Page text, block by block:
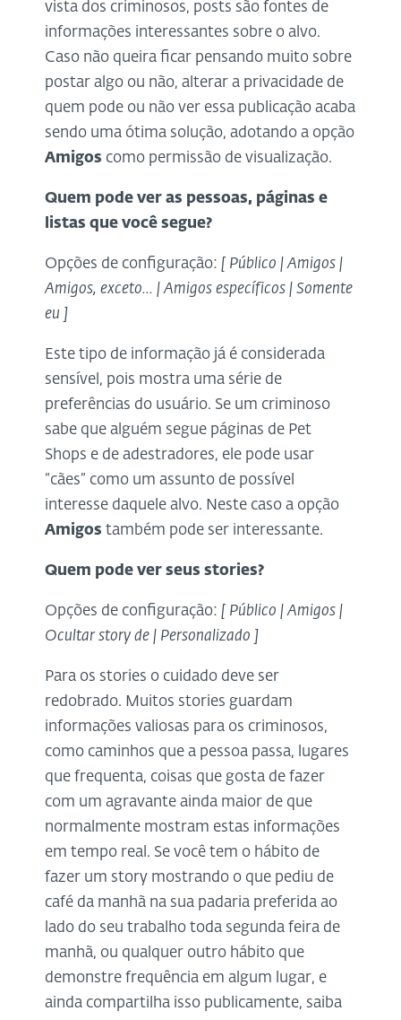
vista dos criminosos, posts são fontes de
informações interessantes sobre o alvo.
Caso não queira ficar pensando muito sobre
postar algo ou não, alterar a privacidade de
quem pode ou não ver essa publicação acaba
sendo uma ótima solução, adotando a opção
Amigos como permissão de visualização.
Quem pode ver as pessoas, páginas e
listas que você segue?
Opções de configuração: [ Público | Amigos |
Amigos, exceto... | Amigos específicos | Somente
eu ]
Este tipo de informação já é considerada
sensível, pois mostra uma série de
preferências do usuário. Se um criminoso
sabe que alguém segue páginas de Pet
Shops e de adestradores, ele pode usar
“cães” como um assunto de possível
interesse daquele alvo. Neste caso a opção
Amigos também pode ser interessante.
Quem pode ver seus stories?
Opções de configuração: [ Público | Amigos |
Ocultar story de | Personalizado ]
Para os stories o cuidado deve ser
redobrado. Muitos stories guardam
informações valiosas para os criminosos,
como caminhos que a pessoa passa, lugares
que frequenta, coisas que gosta de fazer
com um agravante ainda maior de que
normalmente mostram estas informações
em tempo real. Se você tem o hábito de
fazer um story mostrando o que pediu de
café da manhã na sua padaria preferida ao
lado do seu trabalho toda segunda feira de
manhã, ou qualquer outro hábito que
demonstre frequência em algum lugar, e
ainda compartilha isso publicamente, saiba